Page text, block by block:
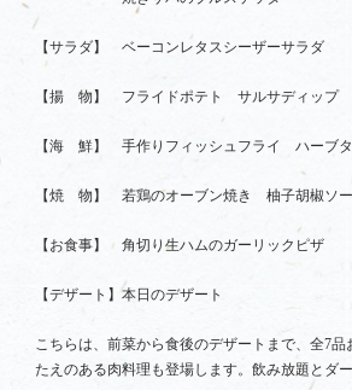
【サラダ】 ベーコンレタスシーザーサラダ
【揚 物】 フライドポテト サルサディップ
【海 鮮】 手作りフィッシュフライ ハーブ
【焼 物】 若鶏のオーブン焼き 柚子胡椒ソ
【お食事】 角切り生ハムのガーリックピザ
【デザート】本日のデザート
こちらは、前菜から食後のデザートまで、全7
たえのある肉料理も登場します。飲み放題とダ